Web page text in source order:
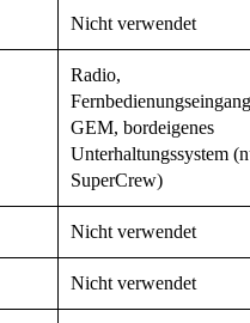
Nicht verwendet
Radio,
GEM, bordeigenes
Unterhaltungssystem
SuperCrew)
Nicht verwendet
Nicht verwendet